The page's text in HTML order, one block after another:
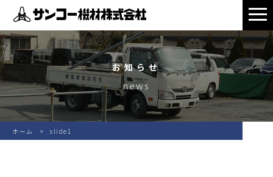
お知らせ
news
ホーム slide1